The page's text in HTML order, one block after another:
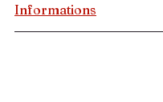
Informations